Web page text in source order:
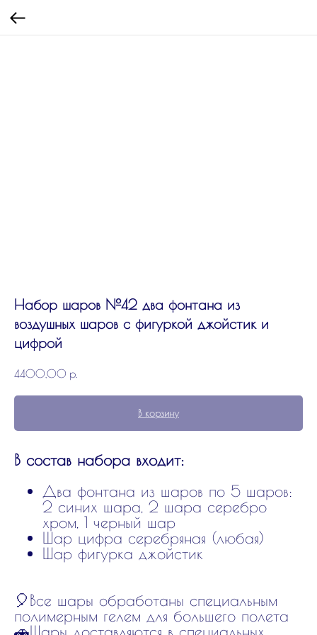
Набор шаров №42 два фонтана из
воздушных шаров с фигуркой джойстик и
цифрой
4400,00 р.
В корзину
В состав набора входит:
Два фонтана из шаров по 5 шаров:
2 синих шара, 2 шара серебро
хром, 1 черный шар
Шар цифра серебряная (любая)
Шар фигурка джойстик
🎈Все шары обработаны специальным
полимерным гелем для большего полета